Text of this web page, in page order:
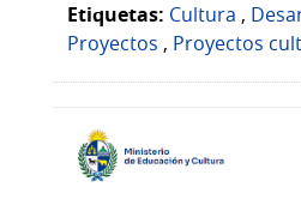
Etiquetas: Cultura ,
Proyectos , Proyectos